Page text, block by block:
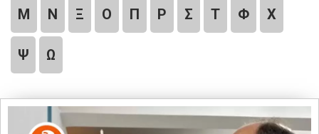
Μ Ν Ξ Ο Π Ρ Σ Τ Φ Χ
Ψ Ω